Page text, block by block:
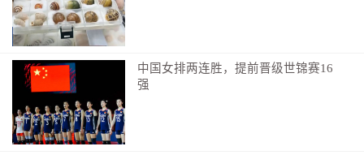
中国女排两连胜，提前晋级世锦赛16
强